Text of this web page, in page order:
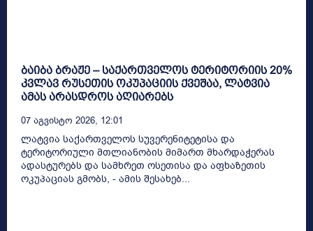
ბაიბა ბრაჟე – საქართველოს ტერიტორიის 20%
კვლავ რუსეთის ოკუპაციის ქვეშაა, ლატვია
ამას არასდროს აღიარებს
07 Აგვისტო 2026, 12:01
ლატვია საქართველოს სუვერენიტეტისა და
ტერიტორიული მთლიანობის მიმართ მხარდაჭერას
ადასტურებს და სამხრეთ ოსეთისა და აფხაზეთის
ოკუპაციას გმობს, - ამის შესახებ...